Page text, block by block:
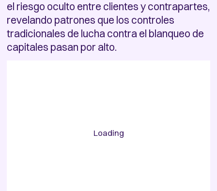
el riesgo oculto entre clientes y contrapartes,
revelando patrones que los controles
tradicionales de lucha contra el blanqueo de
capitales pasan por alto.
Loading